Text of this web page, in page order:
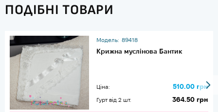
ПОДІБНІ ТОВАРИ
Модель: 89418
Крижна муслінова Бантик
Ціна: 510.00 грн
Гурт від 2 шт. 364.50 грн